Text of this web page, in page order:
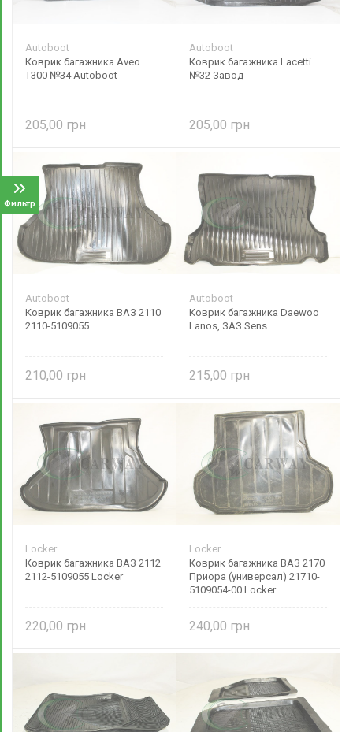
Фильтр
Autoboot
Коврик багажника Aveo
T300 №34 Autoboot
205,00
Autoboot
Коврик багажника Lacetti
№32 Завод
205,00
Autoboot
Коврик багажника ВАЗ 2110
2110-5109055
210,00
Autoboot
Коврик багажника Daewoo
Lanos, ЗАЗ Sens
215,00
Locker
Коврик багажника ВАЗ 2112
2112-5109055 Locker
220,00
Locker
Коврик багажника ВАЗ 2170
Приора (универсал) 21710-
5109054-00 Locker
240,00